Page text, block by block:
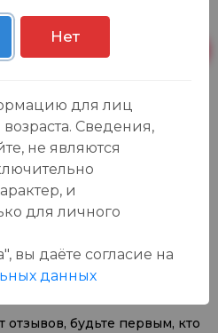
23:00
Пн-Вс с 09:00 до
23:00
отзывов, будьте первым, кто
Нет
для лиц
Сведения,
не являются
и
для личного
вы даёте cогласие на
данных